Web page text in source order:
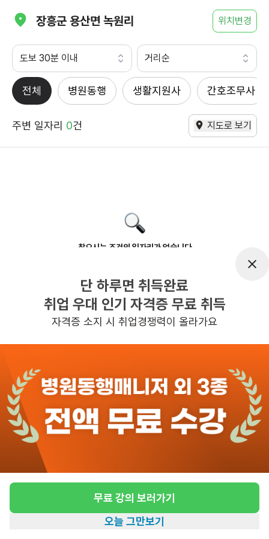
장흥군 용산면 녹원리 위치변경
도보 30분 이내 거리순
전체 병원동행 생활지원사 간호조무사
주변 일자리 0건 지도로 보기
찾으시는 조건의 일자리가 없습니다
반경 3KM 이내의 일자리 확인하기
단 하루면 취득완료
취업 우대 인기 자격증 무료 취득
자격증 소지 시 취업경쟁력이 올라가요
무료 강의 보러가기
오늘 그만보기